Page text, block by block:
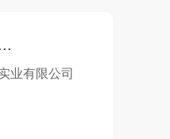
业有限公司